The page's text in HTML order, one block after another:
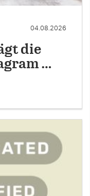
04.08.2026
die
…